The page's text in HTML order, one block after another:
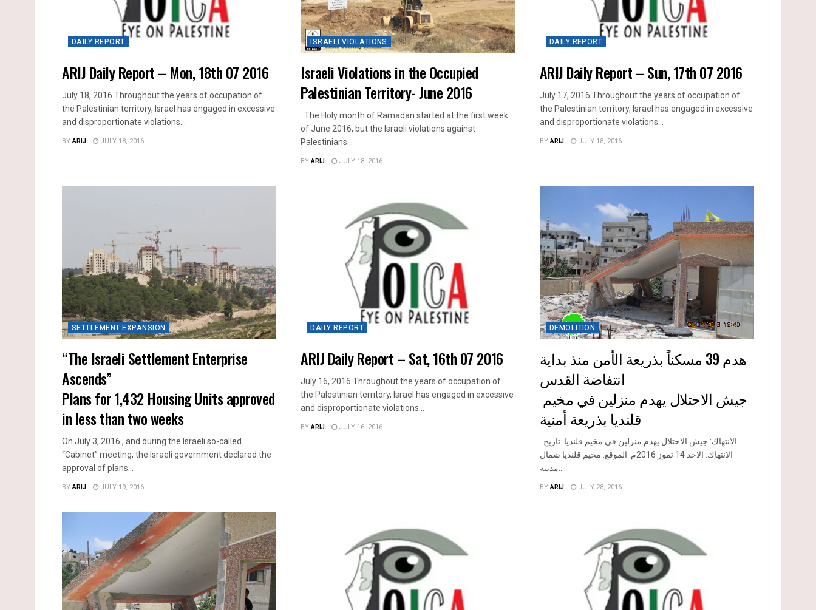
DAILY REPORT
ARIJ Daily Report – Mon, 18th 07 2016
July 18, 2016 Throughout the years of occupation of
the Palestinian territory, Israel has engaged in excessive
and disproportionate violations...
BYARIJ JULY 18, 2016
ISRAELI VIOLATIONS
Israeli Violations in the Occupied
Palestinian Territory- June 2016
The Holy month of Ramadan started at the first week
of June 2016, but the Israeli violations against
Palestinians...
BYARIJ JULY 18, 2016
DAILY REPORT
ARIJ Daily Report – Sun, 17th 07 2016
July 17, 2016 Throughout the years of occupation of
the Palestinian territory, Israel has engaged in excessive
and disproportionate violations...
BYARIJ JULY 18, 2016
SETTLEMENT EXPANSION
“The Israeli Settlement Enterprise
Ascends”
Plans for 1,432 Housing Units approved
in less than two weeks
On July 3, 2016 , and during the Israeli so-called
“Cabinet” meeting, the Israeli government declared the
approval of plans...
BYARIJ JULY 19, 2016
DAILY REPORT
ARIJ Daily Report – Sat, 16th 07 2016
July 16, 2016 Throughout the years of occupation of
the Palestinian territory, Israel has engaged in excessive
and disproportionate violations...
BYARIJ JULY 16, 2016
DEMOLITION
هدم 39 مسكناً بذريعة الأمن منذ بداية
انتفاضة القدس
قلنديا بذريعة أمنية
الانتهاك: الاحد 14 تموز 2016م. الموقع: مخيم قلنديا شمال
مدينة...
BYARIJ JULY 28, 2016